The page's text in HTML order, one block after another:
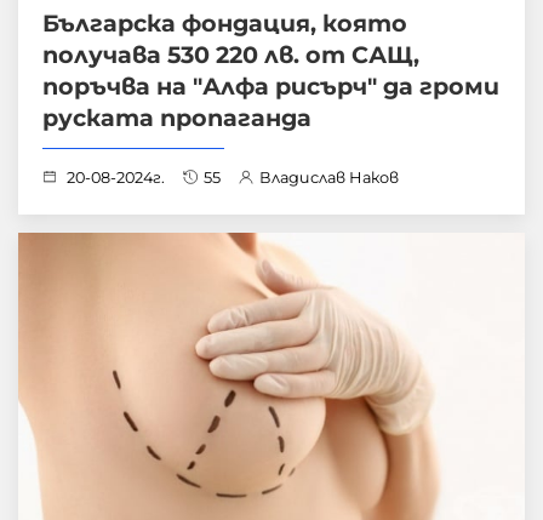
Българска фондация, която
получава 530 220 лв. от САЩ,
поръчва на "Алфа рисърч" да громи
руската пропаганда
20-08-2024г. 55 Владислав Наков